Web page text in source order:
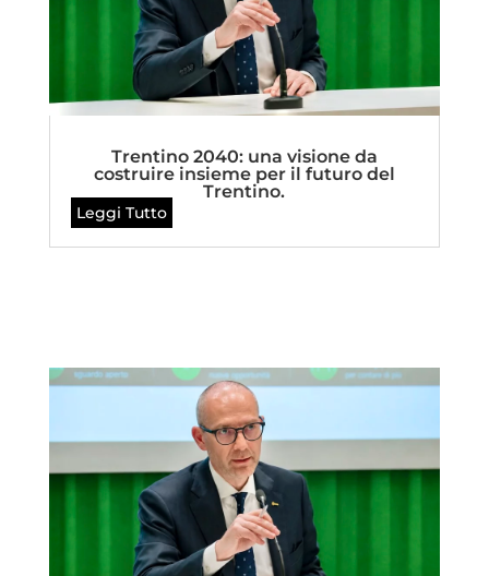
Trentino 2040: una visione da
costruire insieme per il futuro del
Trentino.
Leggi Tutto